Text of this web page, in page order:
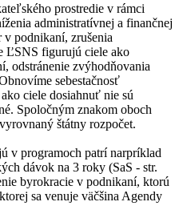
prostredie v rámci
administratívnej a finančnej
v podnikaní, zrušenia
ĽSNS figurujú ciele ako
odstránenie zvýhodňovania
sebestačnosť
ciele dosiahnuť nie sú
Spoločným znakom oboch
štátny rozpočet.
v programoch patrí narpríklad
dávok na 3 roky (SaS - str.
byrokracie v podnikaní, ktorú
sa venuje väčšina Agendy